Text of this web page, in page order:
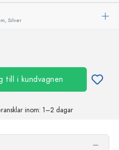
Silver
till i kundvagnen
inom: 1–2 dagar